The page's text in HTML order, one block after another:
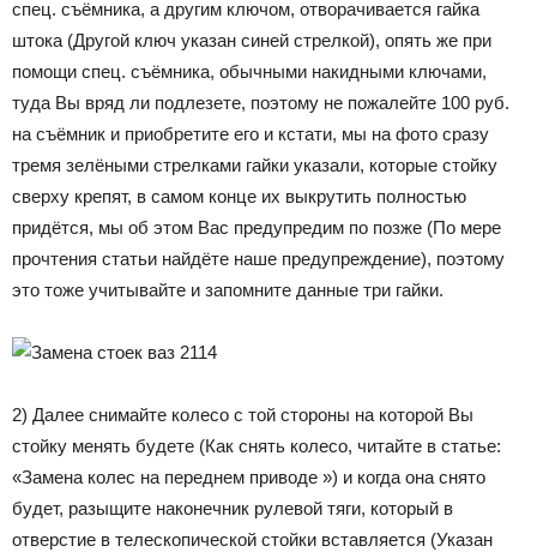
спец. съёмника, а другим ключом, отворачивается гайка
штока (Другой ключ указан синей стрелкой), опять же при
помощи спец. съёмника, обычными накидными ключами,
туда Вы вряд ли подлезете, поэтому не пожалейте 100 руб.
на съёмник и приобретите его и кстати, мы на фото сразу
тремя зелёными стрелками гайки указали, которые стойку
сверху крепят, в самом конце их выкрутить полностью
придётся, мы об этом Вас предупредим по позже (По мере
прочтения статьи найдёте наше предупреждение), поэтому
это тоже учитывайте и запомните данные три гайки.
2) Далее снимайте колесо с той стороны на которой Вы
стойку менять будете (Как снять колесо, читайте в статье:
«Замена колес на переднем приводе ») и когда она снято
будет, разыщите наконечник рулевой тяги, который в
отверстие в телескопической стойки вставляется (Указан